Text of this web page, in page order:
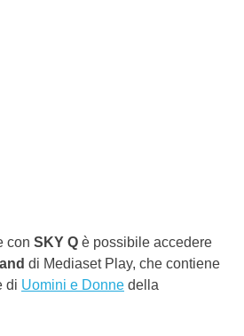
con SKY Q è possibile accedere
di Mediaset Play, che contiene
di Uomini e Donne della